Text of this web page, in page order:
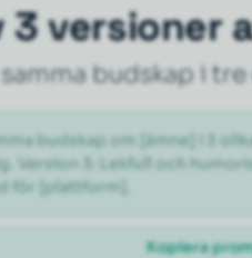
3 versioner
samma budskap i
budskap om [ämne] i 3
Version 3: Lekfull och
för [plattform].
Kopiera